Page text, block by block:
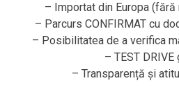
– Importat din Europa (fără
– Parcurs CONFIRMAT cu
– Posibilitatea de a verifica
– TEST DRIVE
– Transparență și